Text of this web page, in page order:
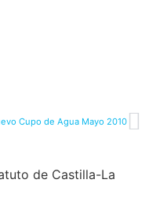
Cupo de Agua Mayo 2010
de Castilla-La